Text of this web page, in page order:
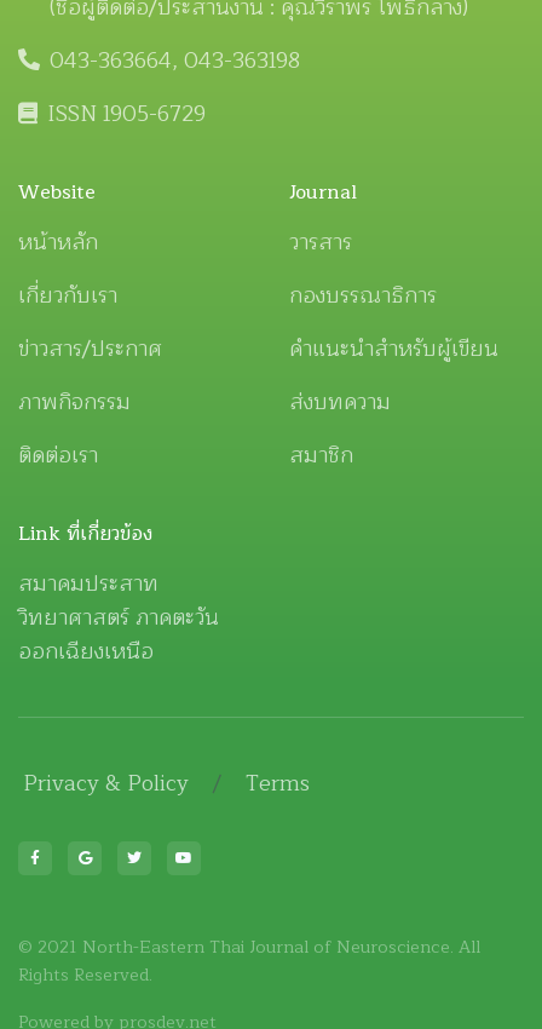
043-363664, 043-363198
ISSN 1905-6729
Website
หน้าหลัก
เกี่ยวกับเรา
ข่าวสาร/ประกาศ
ภาพกิจกรรม
ติดต่อเรา
Journal
วารสาร
กองบรรณาธิการ
คำแนะนำสำหรับผู้เขียน
ส่งบทความ
สมาชิก
Link ที่เกี่ยวข้อง
สมาคมประสาท
วิทยาศาสตร์ ภาคตะวัน
ออกเฉียงเหนือ
Privacy & Policy / Terms
© 2021 North-Eastern Thai Journal of Neuroscience. All
Rights Reserved.
Powered by prosdev.net